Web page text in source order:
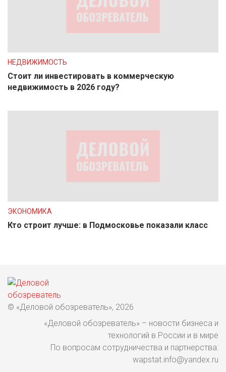
НЕДВИЖИМОСТЬ
Стоит ли инвестировать в коммерческую
недвижимость в 2026 году?
ЭКОНОМИКА
Кто строит лучше: в Подмосковье показали класс
© «Деловой обозреватель», 2026
«Деловой обозреватель» – новости бизнеса и
технологий в России и в мире
По вопросам сотрудничества и партнерства:
wapstat.info@yandex.ru